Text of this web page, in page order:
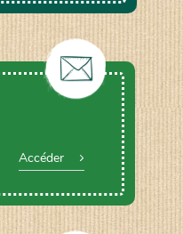
Accéder